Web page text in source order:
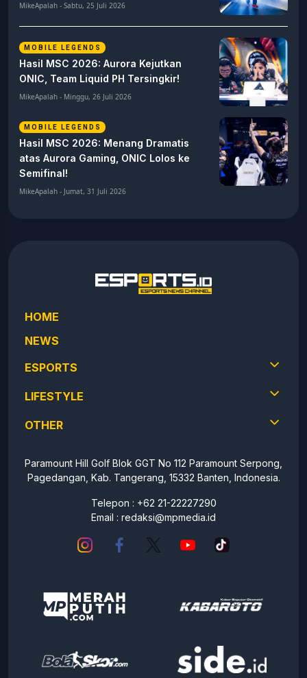
MikeApalah - Sabtu, 25 Juli 2026
MOBILE LEGENDS
Hasil MSC 2026: Aurora Kejutkan
ONIC, Team Liquid PH Tersingkir!
MikeApalah - Minggu, 26 Juli 2026
MOBILE LEGENDS
Hasil MSC 2026: Menang Dramatis
atas Aurora Gaming, ONIC Lolos ke
Semifinal!
MikeApalah - Jumat, 31 Juli 2026
HOME
NEWS
ESPORTS
LIFESTYLE
OTHER
Paramount Hill Golf Blok GGT No 112 Paramount Serpong,
Pagedangan, Kab. Tangerang, 15332 Banten, Indonesia.
Telepon : +62 21-22227290
Email : redaksi@mpmedia.id